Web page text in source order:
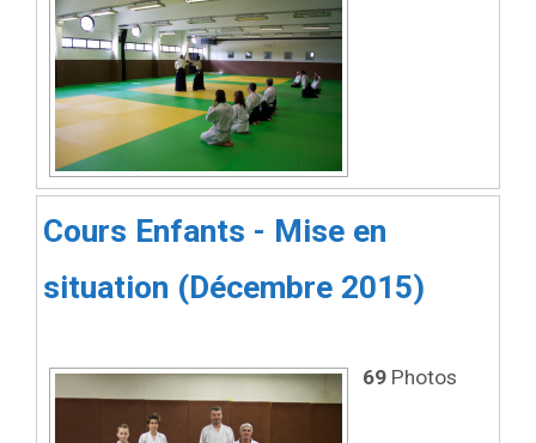
Cours Enfants - Mise en
situation (Décembre 2015)
69 Photos